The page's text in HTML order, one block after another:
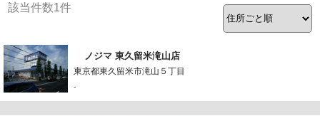
該当件数1件
ノジマ 東久留米滝山店
東京都東久留米市滝山５丁目
-